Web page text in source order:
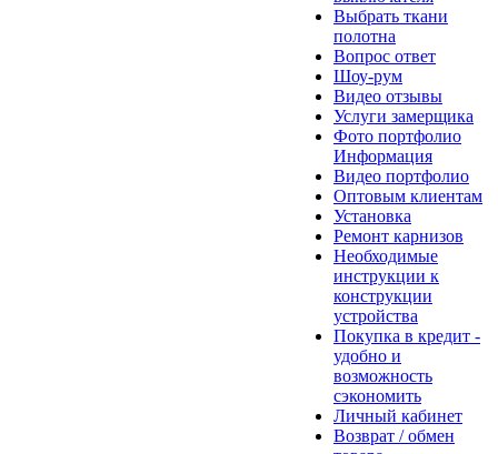
Выбрать ткани
полотна
Вопрос ответ
Шоу-рум
Видео отзывы
Услуги замерщика
Фото портфолио
Информация
Видео портфолио
Оптовым клиентам
Установка
Ремонт карнизов
Необходимые
инструкции к
конструкции
устройства
Покупка в кредит -
удобно и
возможность
сэкономить
Личный кабинет
Возврат / обмен